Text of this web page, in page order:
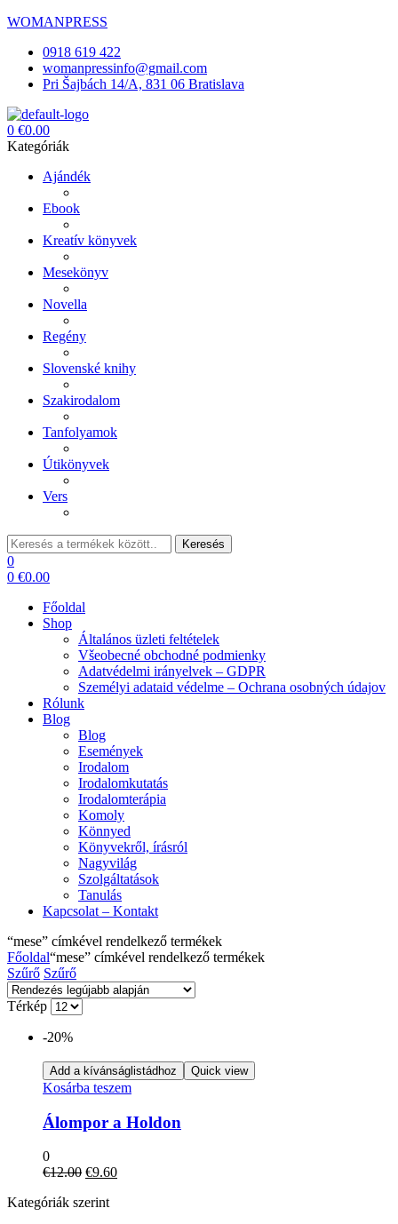
WOMANPRESS
0918 619 422
womanpressinfo@gmail.com
Pri Šajbách 14/A, 831 06 Bratislava
Menü
0 €0.00
Kategóriák
Ajándék
Ebook
Kreatív könyvek
Mesekönyv
Novella
Regény
Slovenské knihy
Szakirodalom
Tanfolyamok
Útikönyvek
Vers
Keresés: Keresés
0
0 €0.00
Főoldal
Shop
Általános üzleti feltételek
Všeobecné obchodné podmienky
Adatvédelmi irányelvek – GDPR
Személyi adataid védelme – Ochrana osobných údajov
Rólunk
Blog
Blog
Események
Irodalom
Irodalomkutatás
Irodalomterápia
Komoly
Könnyed
Könyvekről, írásról
Nagyvilág
Szolgáltatások
Tanulás
Kapcsolat – Kontakt
“mese” címkével rendelkező termékek
Főoldal“mese” címkével rendelkező termékek
Szűrő Szűrő
Térkép
-20%
Add a kívánságlistádhoz Quick view
Kosárba teszem
Álompor a Holdon
0
€12.00 Original
was:
€9.60Current
Kategóriák szerint